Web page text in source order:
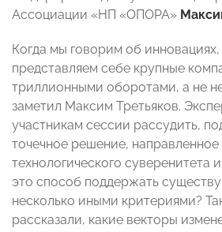
Ассоциации «НП «ОПОРА»
Когда мы говорим об
представляем себе крупные
триллионными оборотами, а не
заметил Максим Третьяков.
участникам сессии рассудить,
точечное решение, направленное
технологического суверенитета
это способ поддержать
несколько иными критериями?
рассказали, какие векторы